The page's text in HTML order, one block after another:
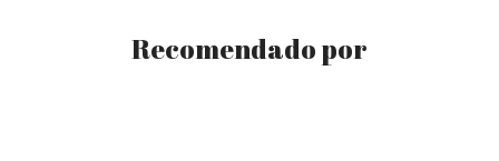
Recomendado por